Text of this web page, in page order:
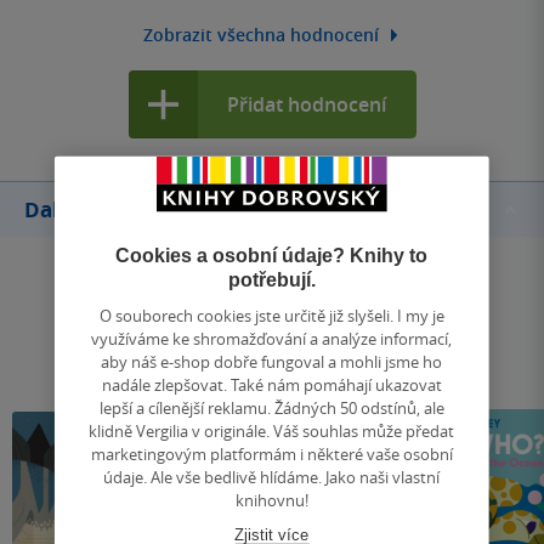
Zobrazit všechna hodnocení
Přidat hodnocení
Další knihy autora
Cookies a osobní údaje? Knihy to
potřebují.
O souborech cookies jste určitě již slyšeli. I my je
využíváme ke shromažďování a analýze informací,
aby náš e-shop dobře fungoval a mohli jsme ho
nadále zlepšovat. Také nám pomáhají ukazovat
lepší a cílenější reklamu. Žádných 50 odstínů, ale
klidně Vergilia v originále. Váš souhlas může předat
marketingovým platformám i některé vaše osobní
údaje. Ale vše bedlivě hlídáme. Jako naši vlastní
knihovnu!
Zjistit více